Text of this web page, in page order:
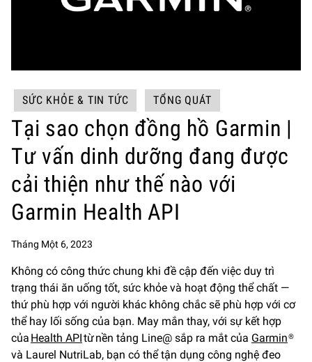
SỨC KHỎE & TIN TỨC TỔNG QUÁT
Tại sao chọn đồng hồ Garmin |
Tư vấn dinh dưỡng đang được
cải thiện như thế nào với
Garmin Health API
Tháng Một 6, 2023
Không có công thức chung khi đề cập đến việc duy trì
trạng thái ăn uống tốt, sức khỏe và hoạt động thể chất —
thứ phù hợp với người khác không chắc sẽ phù hợp với cơ
thể hay lối sống của bạn. May mắn thay, với sự kết hợp
của Health APItừ nền tảng Line@ sắp ra mắt của Garmin®
và Laurel NutriLab, bạn có thể tận dụng công nghệ đeo